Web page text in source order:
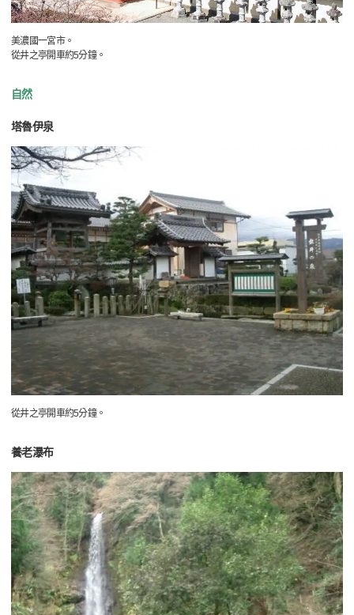
美濃國一宮市。
從井之亭開車約5分鐘。
自然
塔魯伊泉
從井之亭開車約5分鐘。
養老瀑布